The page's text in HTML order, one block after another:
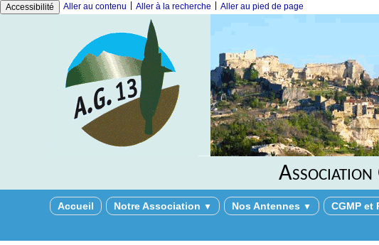
Accessibilité Aller au contenu Aller à la recherche Aller au pied de page
Association
Accueil Notre Association ▼ Nos Antennes ▼ CGMP et